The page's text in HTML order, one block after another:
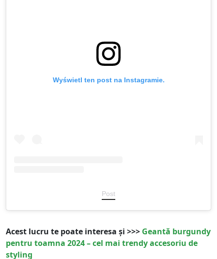
Wyświetl ten post na Instagramie.
Post
Acest lucru te poate interesa și >>> Geantă burgundy
pentru toamna 2024 – cel mai trendy accesoriu de
styling